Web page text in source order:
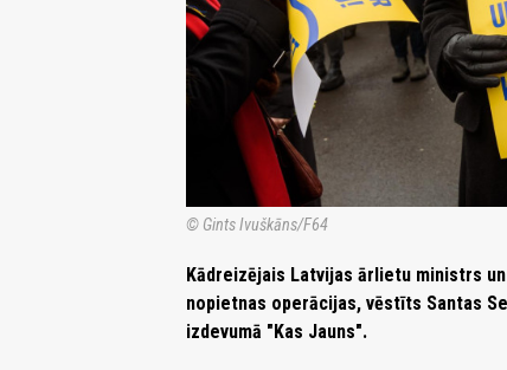
© Gints Ivuškāns/F64
Kādreizējais Latvijas ārlietu ministrs
nopietnas operācijas, vēstīts Santas
izdevumā "Kas Jauns".